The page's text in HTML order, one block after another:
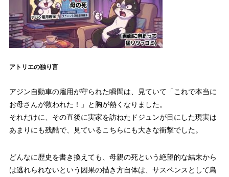
アトリエの独り言
アジン自動車の雇用が守られた瞬間は、見ていて「これで本当に
お母さんが救われた！」と胸が熱くなりました。
それだけに、その直後に実家を訪ねたドジュンが目にした現実は
あまりにも残酷で、見ているこちらにも大きな衝撃でした。
どんなに歴史を書き換えても、母親の死という絶望的な結末から
は逃れられないという因果の描き方自体は、サスペンスとして鳥